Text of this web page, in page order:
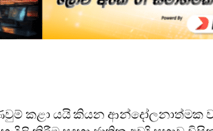
කළා යයි කියන ආන්දෝලනාත්මක